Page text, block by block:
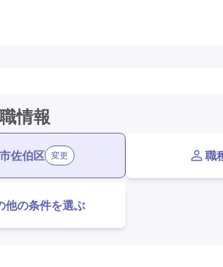
情報
佐伯区 変更 職
他の条件を選ぶ